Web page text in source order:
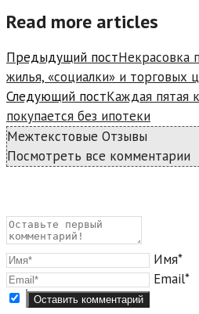
Read more articles
Предыдущий постНекрасовка
жилья, «социалки» и торговых
Следующий постКаждая пятая
покупается без ипотеки
Межтекстовые Отзывы
Посмотреть все комментарии
Имя*
Email*